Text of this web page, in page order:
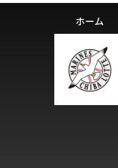
ホーム